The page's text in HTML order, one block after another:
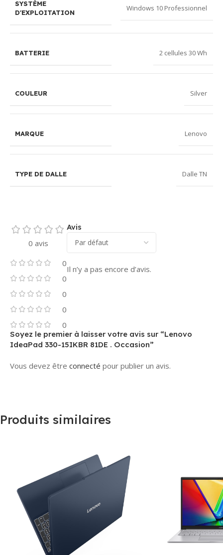
SYSTÈME
D'EXPLOITATION
Windows 10 Professionnel
BATTERIE 2 cellules 30 Wh
COULEUR Silver
MARQUE Lenovo
TYPE DE DALLE Dalle TN
0 avis
0
0
0
0
0
Avis
Il n’y a pas encore d’avis.
Soyez le premier à laisser votre avis sur “Lenovo
IdeaPad 330-15IKBR 81DE . Occasion”
Vous devez être connecté pour publier un avis.
Produits similaires